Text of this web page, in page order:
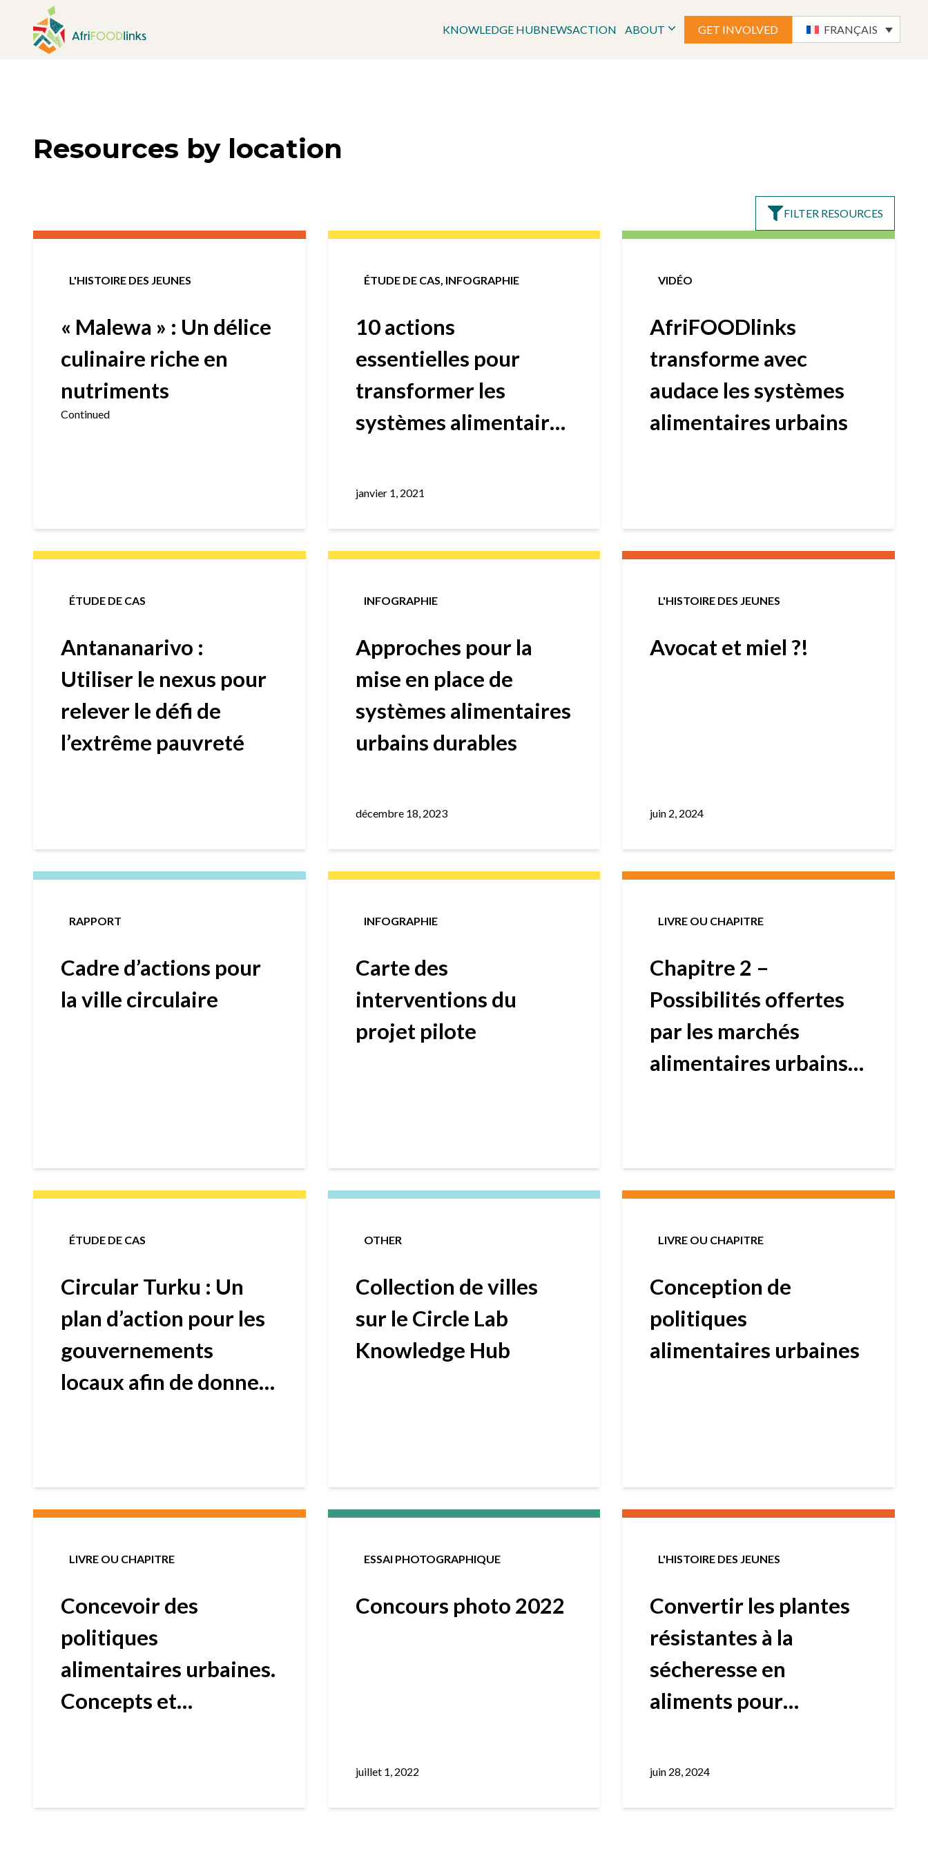
Aller au contenu
KNOWLEDGE HUBNEWSACTION ABOUT GET INVOLVED FRANÇAIS
Resources by location
FILTER RESOURCES
L'HISTOIRE DES JEUNES
« Malewa » : Un délice
culinaire riche en
nutriments
Continued
ÉTUDE DE CAS INFOGRAPHIE
10 actions
essentielles pour
transformer les
systèmes alimentaires
janvier 1, 2021
VIDÉO
AfriFOODlinks
transforme avec
audace les systèmes
alimentaires urbains
ÉTUDE DE CAS
Antananarivo :
Utiliser le nexus pour
relever le défi de
l’extrême pauvreté
INFOGRAPHIE
Approches pour la
mise en place de
systèmes alimentaires
urbains durables
décembre 18, 2023
L'HISTOIRE DES JEUNES
Avocat et miel ?!
juin 2, 2024
RAPPORT
Cadre d’actions pour
la ville circulaire
INFOGRAPHIE
Carte des
interventions du
projet pilote
LIVRE OU CHAPITRE
Chapitre 2 –
Possibilités offertes
par les marchés
alimentaires urbains
ÉTUDE DE CAS
Circular Turku : Un
plan d’action pour les
gouvernements
locaux afin de donner
OTHER
Collection de villes
sur le Circle Lab
Knowledge Hub
LIVRE OU CHAPITRE
Conception de
politiques
alimentaires urbaines
LIVRE OU CHAPITRE
Concevoir des
politiques
alimentaires urbaines.
Concepts et
ESSAI PHOTOGRAPHIQUE
Concours photo 2022
juillet 1, 2022
L'HISTOIRE DES JEUNES
Convertir les plantes
résistantes à la
sécheresse en
aliments pour
juin 28, 2024